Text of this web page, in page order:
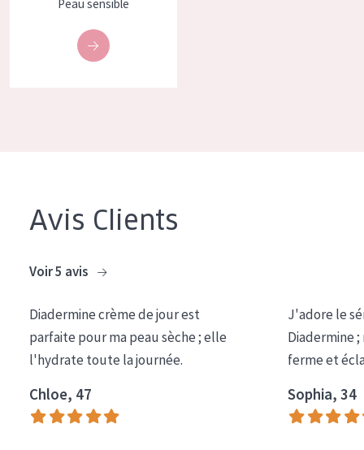
Essentials
Peau normale à sèche
Peau mature
Peau ménopausée
ÂGE :
Âge : 35 à 55 ans
Peau sensible
Avis Clients
Voir 5 avis
Diadermine crème de jour est
parfaite pour ma peau sèche ; elle
l'hydrate toute la journée.
Chloe, 47
J'adore le
Diadermine
ferme et
Sophia, 34